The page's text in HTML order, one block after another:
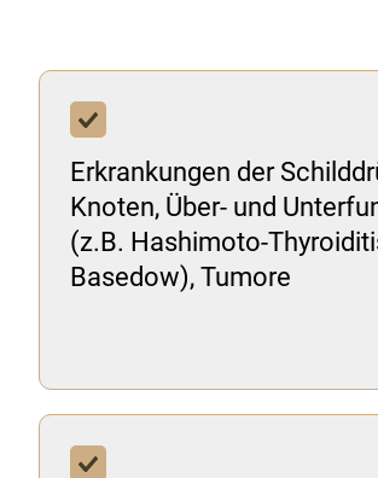
Erkrankungen der
Knoten, Über- und
(z.B. Hashimoto-
Basedow), Tumore